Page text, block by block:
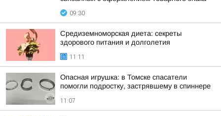
09:30
Средиземноморская диета: секреты
здорового питания и долголетия
11:11
Опасная игрушка: в Томске спасатели
помогли подростку, застрявшему в спиннере
11:07